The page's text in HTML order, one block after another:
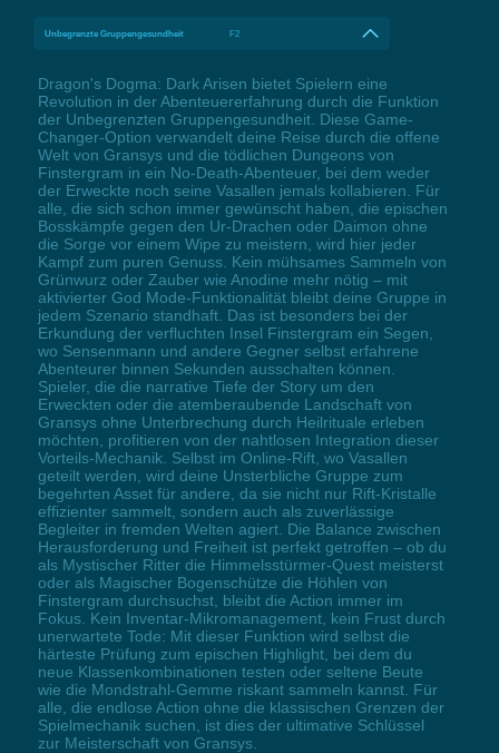
Unbegrenzte Gruppengesundheit F2
Dragon's Dogma: Dark Arisen bietet Spielern eine
Revolution in der Abenteuererfahrung durch die Funktion
der Unbegrenzten Gruppengesundheit. Diese Game-
Changer-Option verwandelt deine Reise durch die offene
Welt von Gransys und die tödlichen Dungeons von
Finstergram in ein No-Death-Abenteuer, bei dem weder
der Erweckte noch seine Vasallen jemals kollabieren. Für
alle, die sich schon immer gewünscht haben, die epischen
Bosskämpfe gegen den Ur-Drachen oder Daimon ohne
die Sorge vor einem Wipe zu meistern, wird hier jeder
Kampf zum puren Genuss. Kein mühsames Sammeln von
Grünwurz oder Zauber wie Anodine mehr nötig – mit
aktivierter God Mode-Funktionalität bleibt deine Gruppe in
jedem Szenario standhaft. Das ist besonders bei der
Erkundung der verfluchten Insel Finstergram ein Segen,
wo Sensenmann und andere Gegner selbst erfahrene
Abenteurer binnen Sekunden ausschalten können.
Spieler, die die narrative Tiefe der Story um den
Erweckten oder die atemberaubende Landschaft von
Gransys ohne Unterbrechung durch Heilrituale erleben
möchten, profitieren von der nahtlosen Integration dieser
Vorteils-Mechanik. Selbst im Online-Rift, wo Vasallen
geteilt werden, wird deine Unsterbliche Gruppe zum
begehrten Asset für andere, da sie nicht nur Rift-Kristalle
effizienter sammelt, sondern auch als zuverlässige
Begleiter in fremden Welten agiert. Die Balance zwischen
Herausforderung und Freiheit ist perfekt getroffen – ob du
als Mystischer Ritter die Himmelsstürmer-Quest meisterst
oder als Magischer Bogenschütze die Höhlen von
Finstergram durchsuchst, bleibt die Action immer im
Fokus. Kein Inventar-Mikromanagement, kein Frust durch
unerwartete Tode: Mit dieser Funktion wird selbst die
härteste Prüfung zum epischen Highlight, bei dem du
neue Klassenkombinationen testen oder seltene Beute
wie die Mondstrahl-Gemme riskant sammeln kannst. Für
alle, die endlose Action ohne die klassischen Grenzen der
Spielmechanik suchen, ist dies der ultimative Schlüssel
zur Meisterschaft von Gransys.